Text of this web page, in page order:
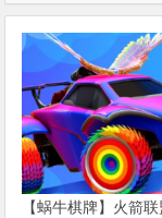
【蜗牛棋牌】火箭
漫威的一项特许经